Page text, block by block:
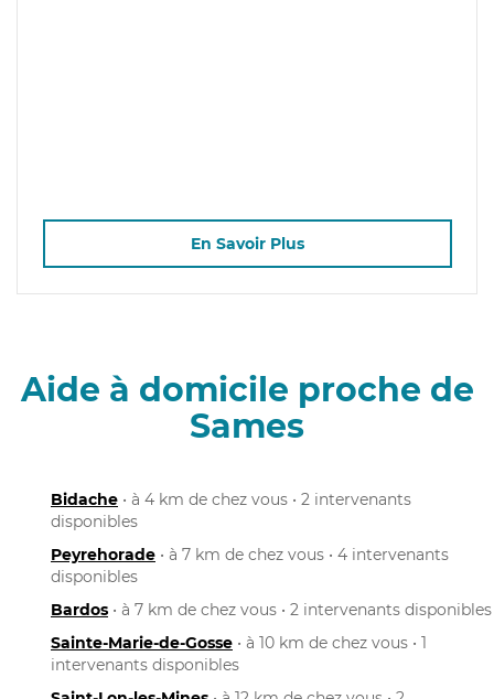
En Savoir Plus
Aide à domicile proche de
Sames
Bidache • à 4 km de chez vous • 2 intervenants
disponibles
Peyrehorade • à 7 km de chez vous • 4 intervenants
disponibles
Bardos • à 7 km de chez vous • 2 intervenants disponibles
Sainte-Marie-de-Gosse • à 10 km de chez vous • 1
intervenants disponibles